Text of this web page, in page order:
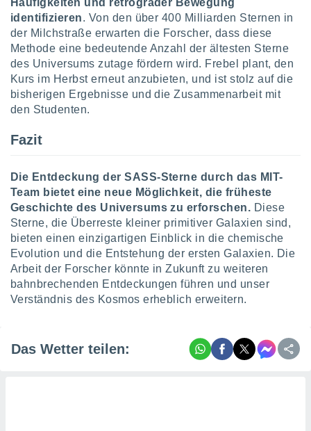
der
zur
Inhalten.
und
Inhalte,
von
von
1199
Häufigkeiten und retrograder Bewegung
identifizieren. Von den über 400 Milliarden Sternen in
der Milchstraße erwarten die Forscher, dass diese
Methode eine bedeutende Anzahl der ältesten Sterne
des Universums zutage fördern wird. Frebel plant, den
Kurs im Herbst erneut anzubieten, und ist stolz auf die
bisherigen Ergebnisse und die Zusammenarbeit mit
den Studenten.
Fazit
Die Entdeckung der SASS-Sterne durch das MIT-
Team bietet eine neue Möglichkeit, die früheste
Geschichte des Universums zu erforschen. Diese
Sterne, die Überreste kleiner primitiver Galaxien sind,
bieten einen einzigartigen Einblick in die chemische
Evolution und die Entstehung der ersten Galaxien. Die
Arbeit der Forscher könnte in Zukunft zu weiteren
bahnbrechenden Entdeckungen führen und unser
Verständnis des Kosmos erheblich erweitern.
Das Wetter teilen: